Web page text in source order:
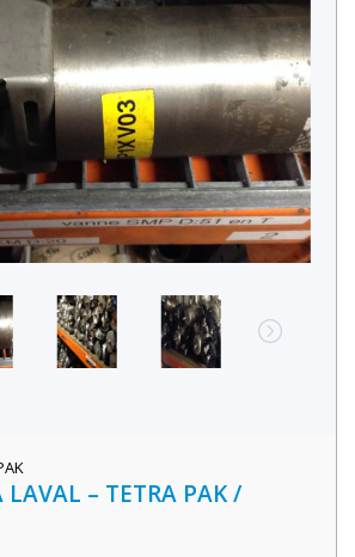
LAVAL – TETRA PAK /